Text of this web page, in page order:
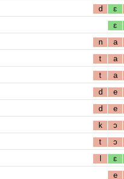
d ɛ
ɛ
n a
t a
t a
d e
d e
k ɔ
t ɔ
l ɛ
e